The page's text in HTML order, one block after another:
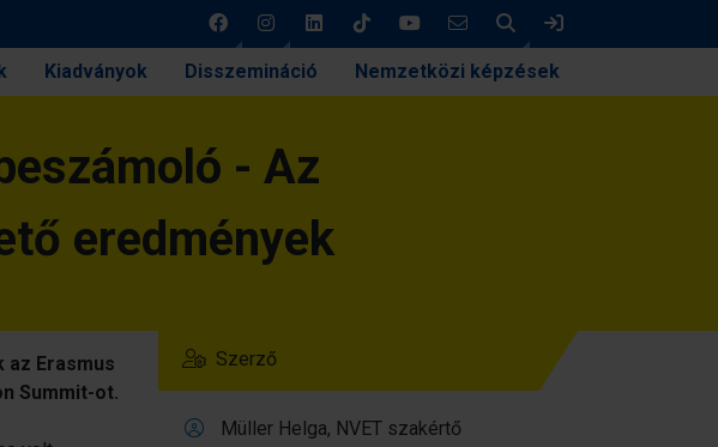
Keresés
Kiadványok Disszemináció Nemzetközi képzések
- Az
eredmények
Erasmus
Summit-ot.
Szerző
Müller Helga, NVET szakértő